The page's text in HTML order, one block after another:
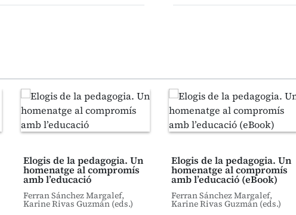
Elogis de la pedagogia. Un
homenatge al compromís
amb l’educació
Ferran Sánchez Margalef,
Karine Rivas Guzmán (eds.)
Elogis de la pedagogia. Un
homenatge al compromís
amb l’educació (eBook)
Ferran Sánchez Margalef,
Karine Rivas Guzmán (eds.)